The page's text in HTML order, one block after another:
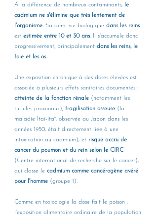
À la différence de nombreux contaminants, le
cadmium ne s'élimine que très lentement de
l'organisme. Sa demi-vie biologique dans les reins
est estimée entre 10 et 30 ans. Il s'accumule donc
progressivement, principalement dans les reins, le
foie et les os.
Une exposition chronique à des doses élevées est
associée à plusieurs effets sanitaires documentés :
atteinte de la fonction rénale (notamment les
tubules proximaux), fragilisation osseuse (la
maladie Itaï-itaï, observée au Japon dans les
années 1950, était directement liée à une
intoxication au cadmium), et risque accru de
cancer du poumon et du rein selon le CIRC
(Centre international de recherche sur le cancer),
qui classe le cadmium comme cancérogène avéré
pour l'homme (groupe 1).
Comme en toxicologie la dose fait le poison :
l'exposition alimentaire ordinaire de la population